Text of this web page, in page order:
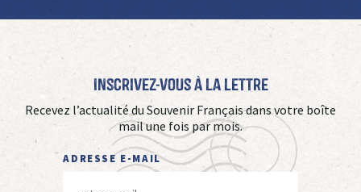
Inscrivez-vous à La Lettre
Recevez l’actualité du Souvenir Français dans votre boîte
mail une fois par mois.
ADRESSE E-MAIL